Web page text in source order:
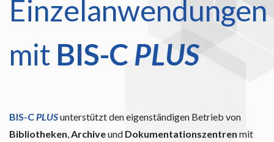
Einzelanwendungen
mit BIS-C PLUS
BIS-CPLUSunterstützt den eigenständigen Betrieb von
Bibliotheken,Archiveund Dokumentationszentren mit